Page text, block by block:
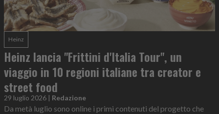
Heinz
Heinz lancia "Frittini d'Italia Tour", un
viaggio in 10 regioni italiane tra creator e
street food
29 luglio 2026 | Redazione
Da metà luglio sono online i primi contenuti del progetto che